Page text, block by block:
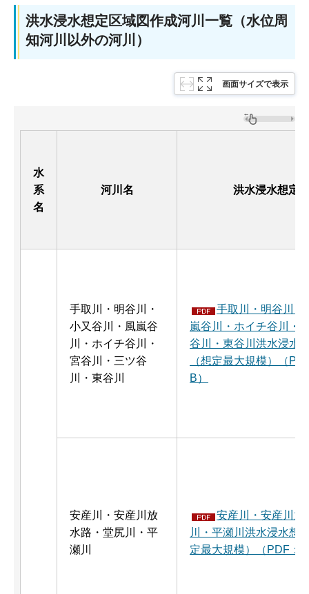
洪水浸水想定区域図作成河川一覧（水位周
知河川以外の河川）
画面サイズで表示
水
系
名
河川名 洪水浸水想定
手取川・明谷川・
小又谷川・風嵐谷
川・ホイチ谷川・
宮谷川・三ツ谷
川・東谷川
手取川・明谷川・
嵐谷川・ホイチ谷川・
谷川・東谷川洪水浸水
（想定最大規模）（
B）
安産川・安産川放
水路・堂尻川・平
瀬川
安産川・安産川放
川・平瀬川洪水浸水想
定最大規模）（PDF：